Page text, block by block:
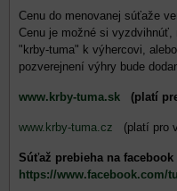
Cenu do menovanej súťaže
Cenu je možné si
"krby-tuma" k výhercovi,
pozverejnení výhry bude
www.krby-tuma.sk (platí
www.krby-tuma.cz (platí pro
Súťaž prebieha na facebook
https://www.facebook.com/